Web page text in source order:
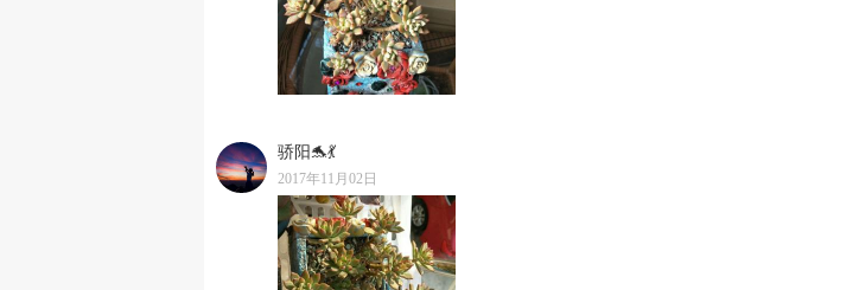
骄阳🐬💃
2017年11月02日